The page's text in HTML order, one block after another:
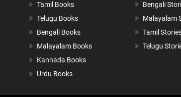
Tamil Books
Telugu Books
Bengali Books
Malayalam Books
Kannada Books
Urdu Books
Bengali
Malayalam
Tamil
Telugu